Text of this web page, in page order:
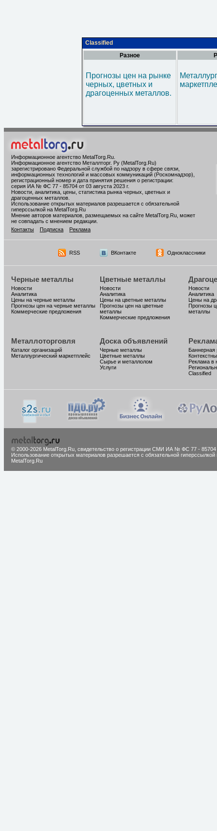
Classified
Разное
Прогнозы цен на рынке
черных, цветных и
драгоценных металлов.
Информационное агентство MetalTorg.Ru
Информационное агентство Металлторг. Ру (MetalTorg.Ru)
зарегистрировано Федеральной службой по надзору в сфере связи,
информационных технологий и массовых коммуникаций (Роскомнадзор),
регистрационный номер и дата принятия решения о регистрации:
серия ИА № ФС 77 - 85704 от 03 августа 2023 г.
Новости, аналитика, цены, статистика рынка черных, цветных и
драгоценных металлов.
Использование открытых материалов разрешается с обязательной
гиперссылкой на MetalTorg.Ru
Мнение авторов материалов, размещаемых на сайте MetalTorg.Ru, может
не совпадать с мнением редакции.
Контакты
Подписка Реклама
RSS ВКонтакте Одноклассники
Черные металлы
Новости
Аналитика
Цены на черные металлы
Прогнозы цен на черные металлы
Коммерческие предложения
Цветные металлы
Новости
Аналитика
Цены на цветные металлы
Прогнозы цен на цветные
металлы
Коммерческие предложения
Новости
Аналитика
Цены на
Прогнозы
металлы
Металлоторговля
Каталог организаций
Металлургический маркетплейс
Доска объявлений
Черные металлы
Цветные металлы
Сырье и металлолом
Услуги
Баннерная
Реклама в
Classified
© 2000-2026 MetalTorg.Ru, cвидетельство о регистрации СМИ ИА № ФС 77 - 85704
Использование открытых материалов разрешается с обязательной гиперссылкой
MetalTorg.Ru